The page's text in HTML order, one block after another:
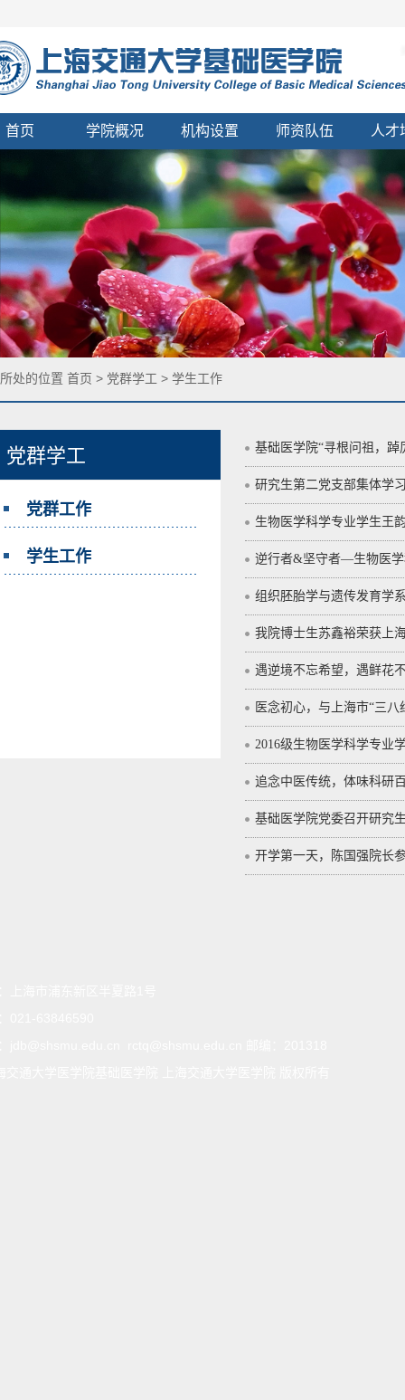
首页 学院概况 机构设置 师资队伍 人才
党群学工
党群工作
学生工作
基础医学院“寻根问祖，
研究生第二党支部集体学
生物医学科学专业学生王
逆行者&坚守者—生物医
组织胚胎学与遗传发育学
我院博士生苏鑫裕荣获上
遇逆境不忘希望，遇鲜花
医念初心，与上海市“三
2016级生物医学科学专业
追念中医传统，体味科研
基础医学院党委召开研究
开学第一天，陈国强院长
处的位置 首页 > 党群学工 > 学生工作